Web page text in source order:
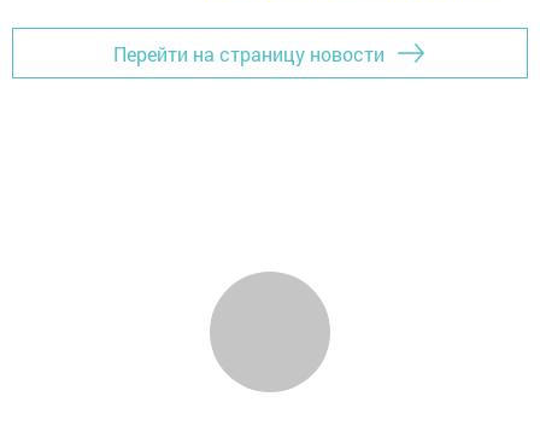
Перейти на страницу новости